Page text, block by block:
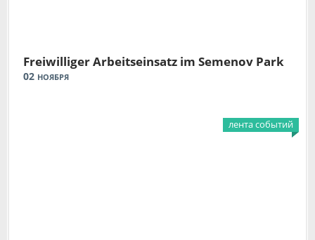
Freiwilliger Arbeitseinsatz im Semenov Park
02 НОЯБРЯ
лента событий